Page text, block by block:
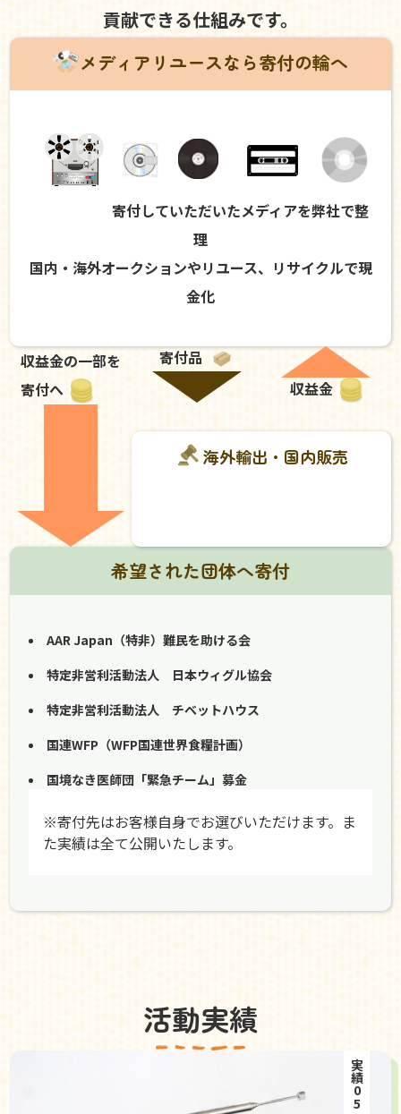
貢献できる仕組みです。
メディアリユースなら寄付の輪へ
寄付していただいたメディアを弊社で整
理
国内・海外オークションやリユース、リサイクルで現
金化
収益金の一部を
寄付へ
寄付品
収益金
海外輸出・国内販売
希望された団体へ寄付
AAR Japan（特非）難民を助ける会
特定非営利活動法人 日本ウィグル協会
特定非営利活動法人 チベットハウス
国連WFP（WFP国連世界食糧計画）
国境なき医師団「緊急チーム」募金
※寄付先はお客様自身でお選びいただけます。ま
た実績は全て公開いたします。
活動実績
実績05